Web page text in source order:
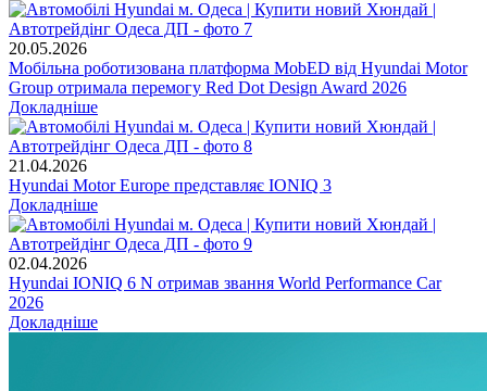
20.05.2026
Мобільна роботизована платформа MobED від Hyundai Motor
Group отримала перемогу Red Dot Design Award 2026
Докладніше
21.04.2026
Hyundai Motor Europe представляє IONIQ 3
Докладніше
02.04.2026
Hyundai IONIQ 6 N отримав звання World Performance Car
2026
Докладніше